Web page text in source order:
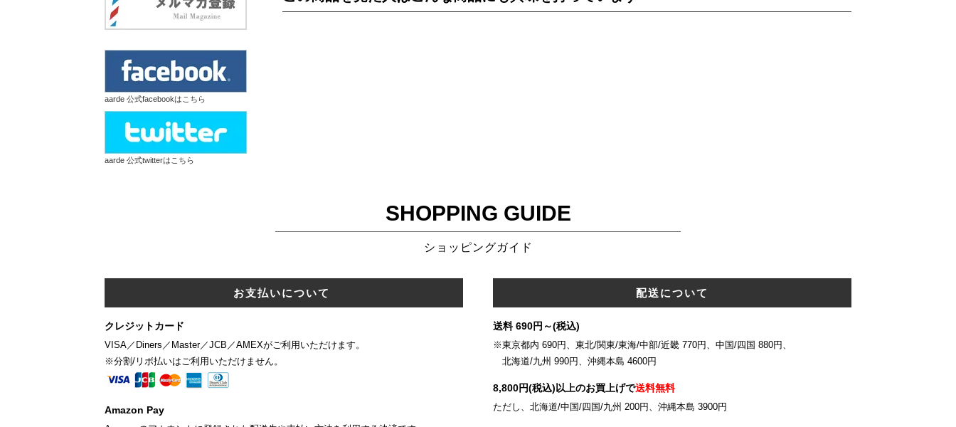
aarde 公式facebookはこちら
aarde 公式twitterはこちら
SHOPPING GUIDE
ショッピングガイド
お支払いについて
クレジットカード
VISA／Diners／Master／JCB／AMEXがご利用いただけます。
※分割/リボ払いはご利用いただけません。
Amazon Pay
配送について
送料 690円～(税込)
※東京都内 690円、東北/関東/東海/中部/近畿 770円、中国/四国 880円、
北海道/九州 990円、沖縄本島 4600円
8,800円(税込)以上のお買上げで送料無料
ただし、北海道/中国/四国/九州 200円、沖縄本島 3900円